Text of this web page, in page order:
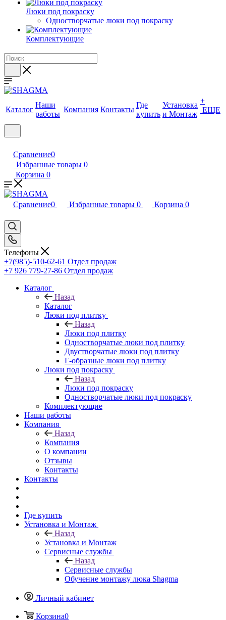
Люки под покраску
Одностворчатые люки под покраску
Комплектующие
Каталог
Наши
работы
Компания Контакты
Где
купить
Установка
и Монтаж
+
ЕЩЕ
Сравнение0
Избранные товары 0
Корзина 0
Сравнение0 Избранные товары 0 Корзина 0
Телефоны
+7(985)-510-62-61 Отдел продаж
‪+7 926 779-27-86‬ Отдел продаж
Каталог
Назад
Каталог
Люки под плитку
Назад
Люки под плитку
Одностворчатые люки под плитку
Двустворчатые люки под плитку
Г-образные люки под плитку
Люки под покраску
Назад
Люки под покраску
Одностворчатые люки под покраску
Комплектующие
Наши работы
Компания
Назад
Компания
О компании
Отзывы
Контакты
Контакты
Где купить
Установка и Монтаж
Назад
Установка и Монтаж
Сервисные службы
Назад
Сервисные службы
Обучение монтажу люка Shagma
Личный кабинет
Корзина0